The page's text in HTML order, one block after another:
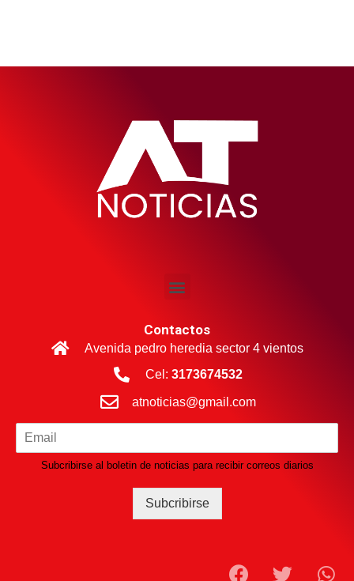
Contactos
Avenida pedro heredia sector 4 vientos
Cel: 3173674532
atnoticias@gmail.com
Subcribirse al boletin de noticias para recibir correos diarios
Subcribirse